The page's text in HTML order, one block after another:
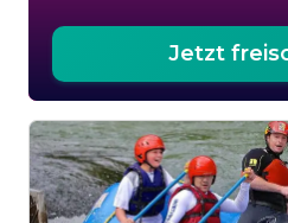
Jetzt